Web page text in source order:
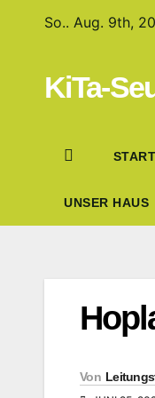
So.. Aug. 9th,
KiTa-
START
UNSER HAUS
Von